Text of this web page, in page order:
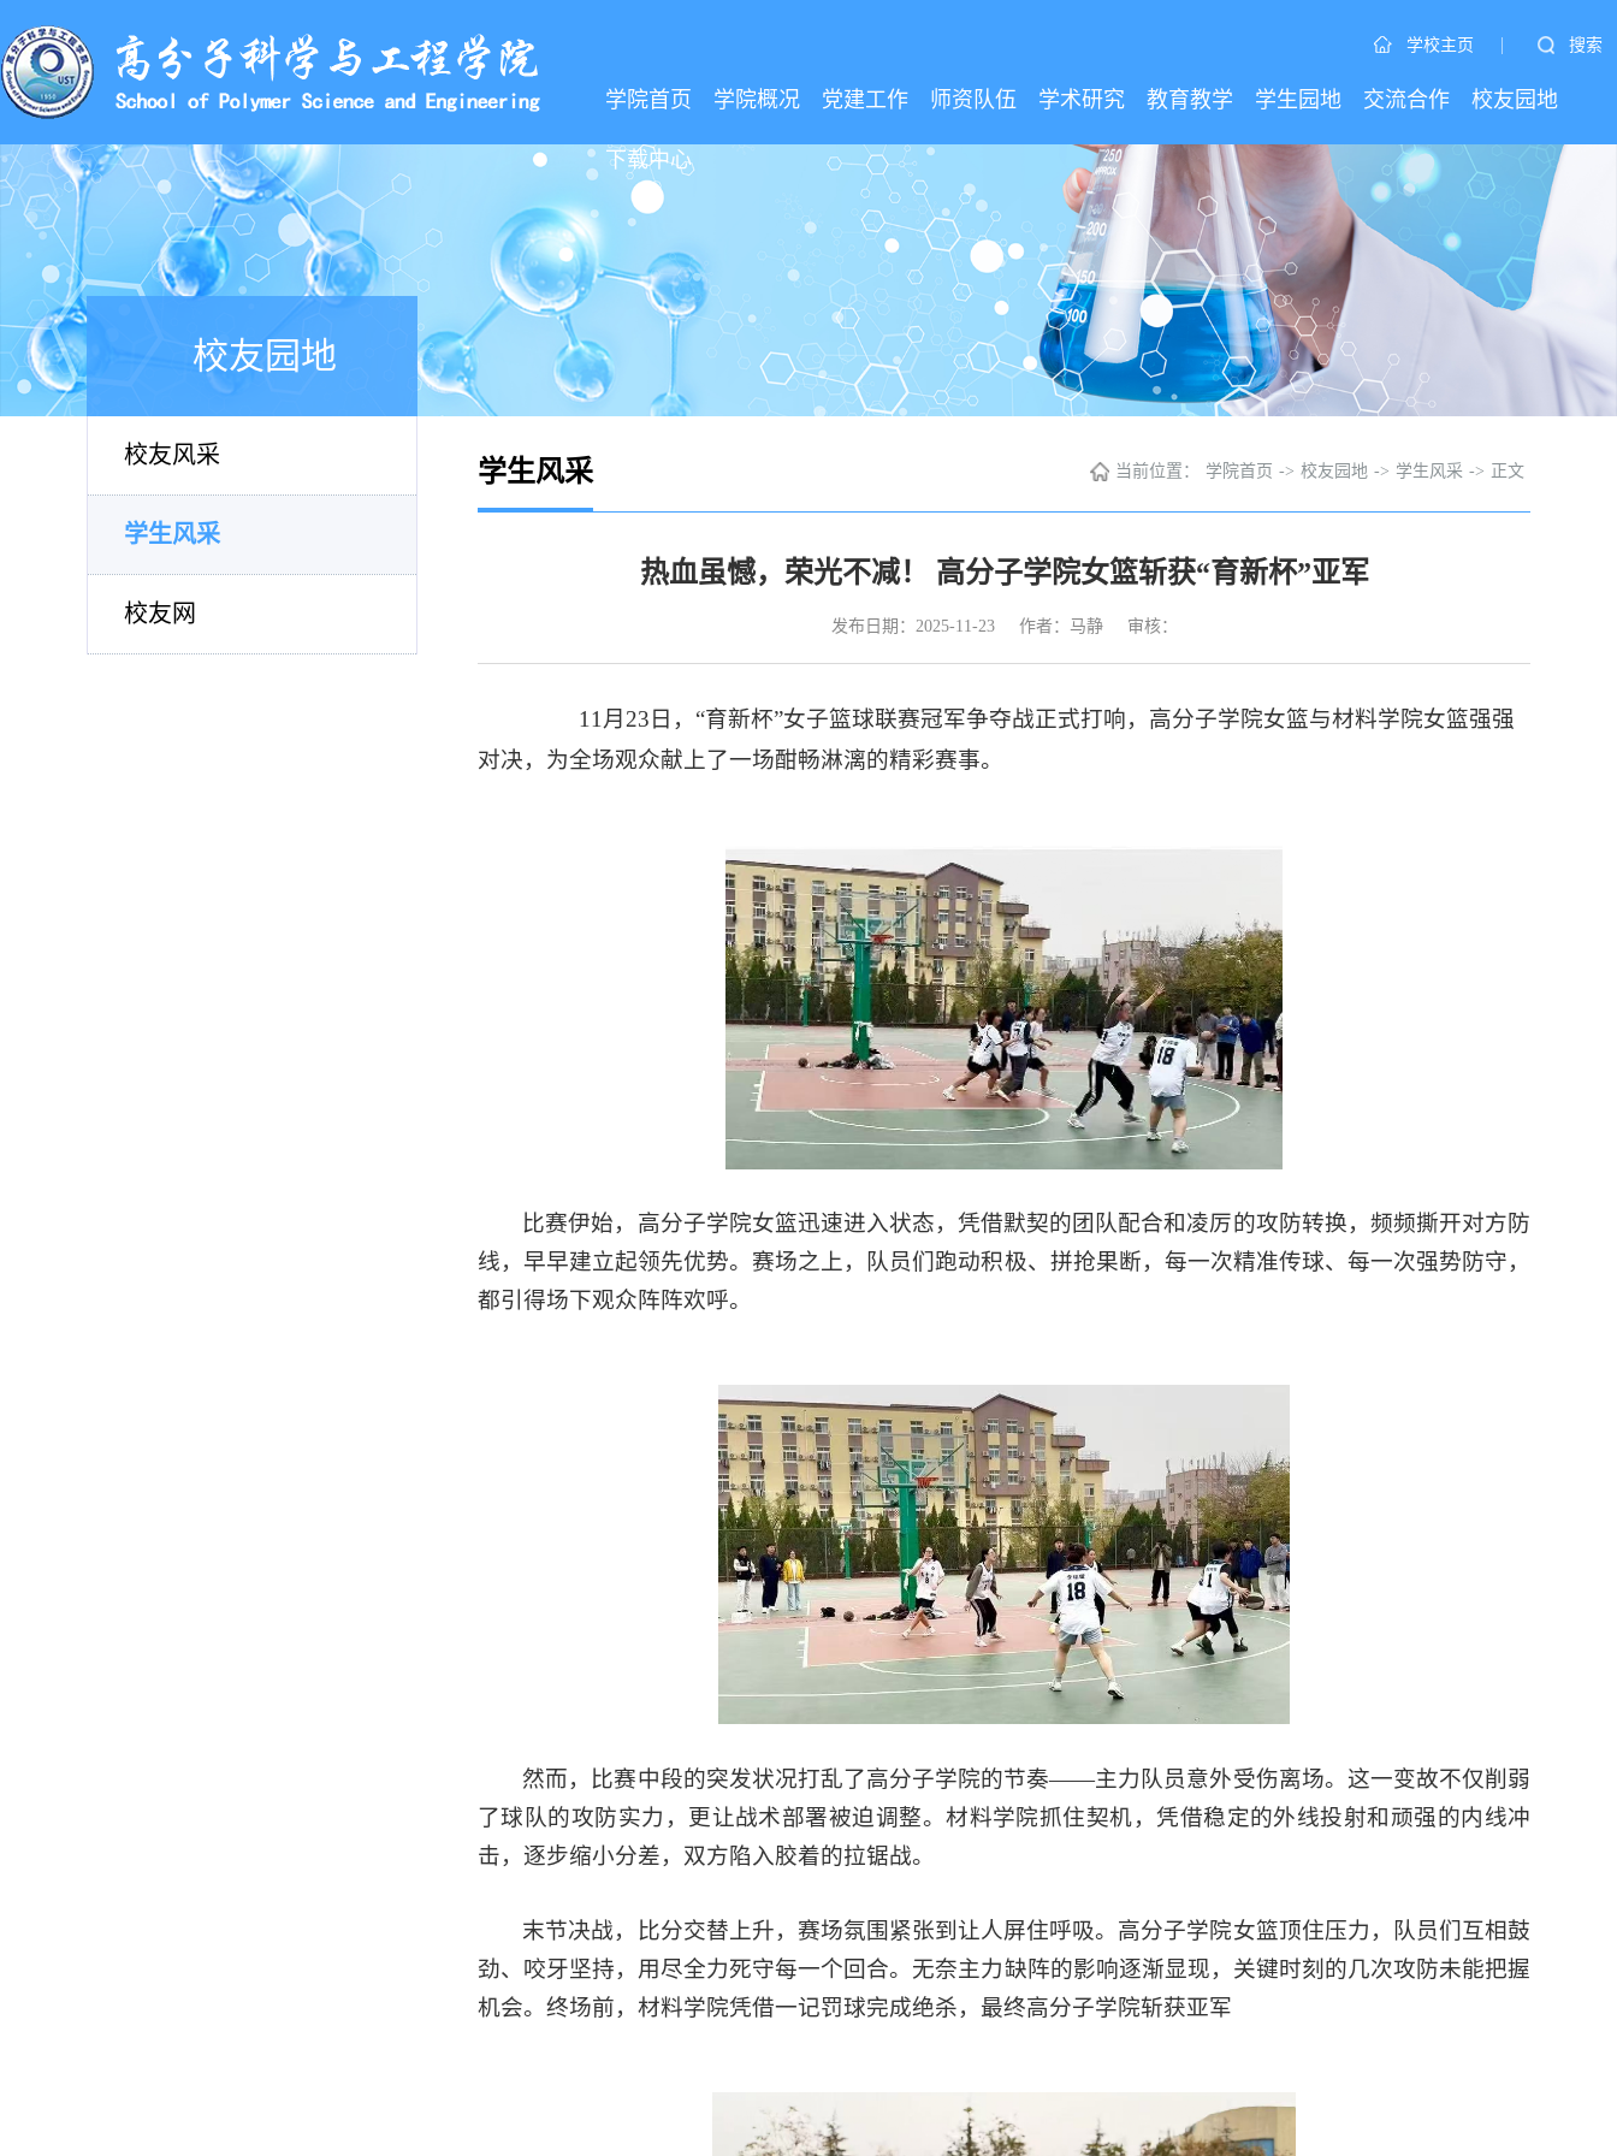
学校主页 | 搜索
学院首页 学院概况 党建工作 师资队伍 学术研究 教育教学 学生园地 交流合作 校友园地
下载中心
校友园地
校友风采
学生风采
校友网
学生风采 当前位置： 学院首页 -> 校友园地 -> 学生风采 -> 正文
热血虽憾，荣光不减！ 高分子学院女篮斩获“育新杯”亚军
发布日期：2025-11-23 作者：马静 审核：
11月23日，“育新杯”女子篮球联赛冠军争夺战正式打响，高分子学院女篮与材料学院女篮强强
对决，为全场观众献上了一场酣畅淋漓的精彩赛事。
比赛伊始，高分子学院女篮迅速进入状态，凭借默契的团队配合和凌厉的攻防转换，频频撕开对方防
线，早早建立起领先优势。赛场之上，队员们跑动积极、拼抢果断，每一次精准传球、每一次强势防守，
都引得场下观众阵阵欢呼。
然而，比赛中段的突发状况打乱了高分子学院的节奏——主力队员意外受伤离场。这一变故不仅削弱
了球队的攻防实力，更让战术部署被迫调整。材料学院抓住契机，凭借稳定的外线投射和顽强的内线冲
击，逐步缩小分差，双方陷入胶着的拉锯战。
末节决战，比分交替上升，赛场氛围紧张到让人屏住呼吸。高分子学院女篮顶住压力，队员们互相鼓
劲、咬牙坚持，用尽全力死守每一个回合。无奈主力缺阵的影响逐渐显现，关键时刻的几次攻防未能把握
机会。终场前，材料学院凭借一记罚球完成绝杀，最终高分子学院斩获亚军